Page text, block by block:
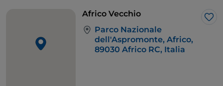
Tappa perfetta per sostare nell'Aspromonte
, piccola capitale
grecanica dove scoprire i segreti della minoranza
etnolinguistica che ancora oggi parla l'antico Greco
di Calabria e conserva usi e costumi propri.
Africo Vecchio
Parco Nazionale
dell'Aspromonte, Africo,
89030 Africo RC, Italia